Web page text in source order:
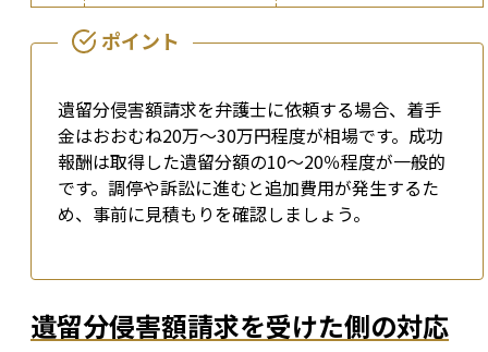
遺留分侵害額請求を弁護士に依頼する場合、着手
金はおおむね20万～30万円程度が相場です。成功
報酬は取得した遺留分額の10～20％程度が一般的
です。調停や訴訟に進むと追加費用が発生するた
め、事前に見積もりを確認しましょう。
遺留分侵害額請求を受けた側の対応